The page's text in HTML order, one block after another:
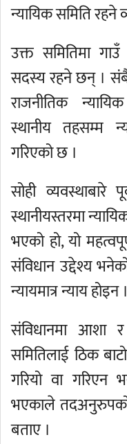
न्यायिक समिति रहने
उक्त समितिमा गाउँ
सदस्य रहने छन् ।
राजनीतिक
स्थानीय तहसम्म
गरिएको छ ।
सोही व्यवस्थाबारे
स्थानीयस्तरमा
भएको हो, यो
संविधान उद्देश्य
न्यायमात्र न्याय होइन
संविधानमा आशा
समितिलाई ठिक
गरियो वा गरिएन
भएकाले तदअनुरुपको
बताए ।